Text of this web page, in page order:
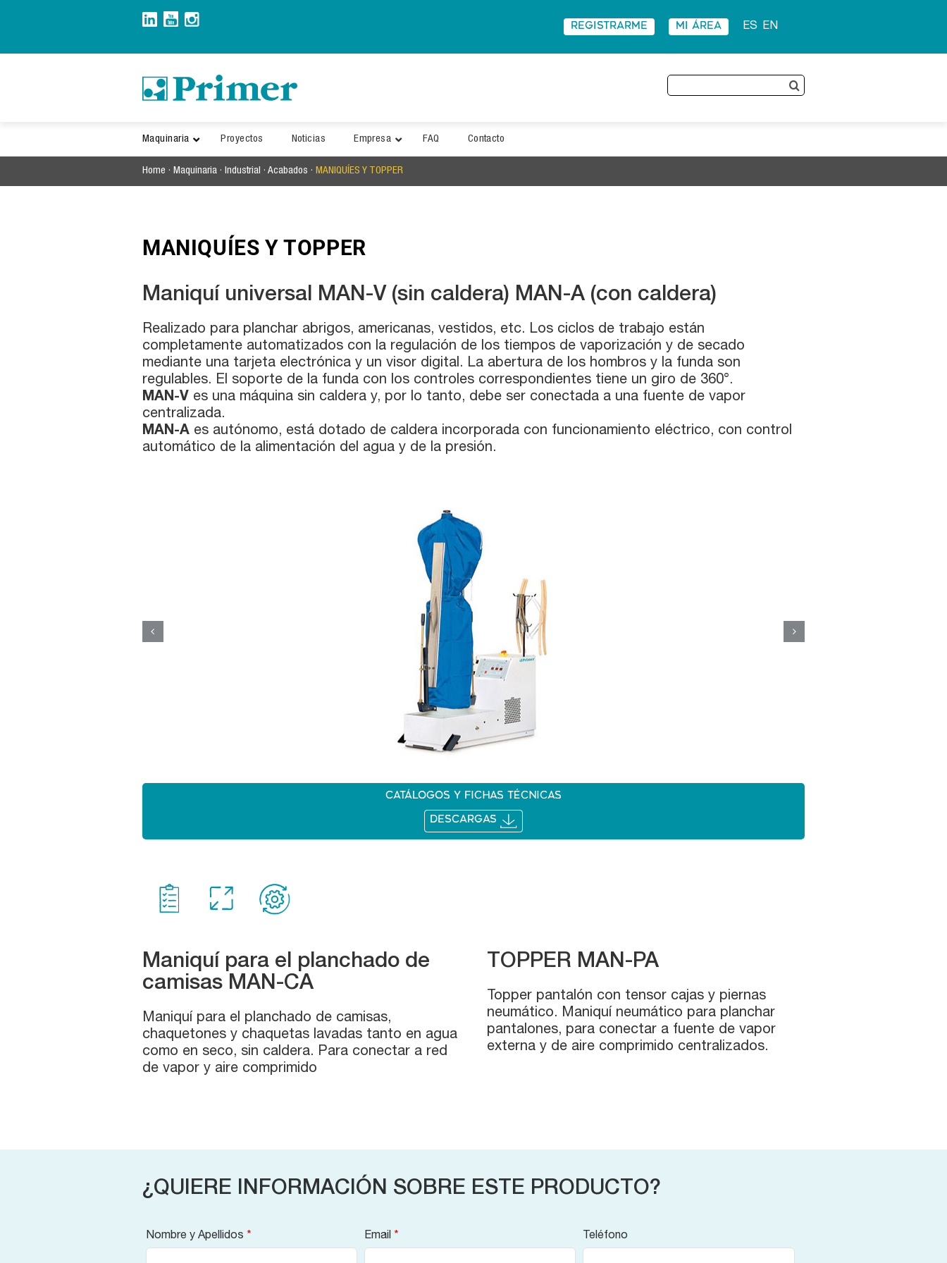
REGISTRARME MI ÁREA ES EN
Buscar:
Maquinaria Proyectos Noticias Empresa FAQ Contacto
Home · Maquinaria· Industrial · Acabados · MANIQUÍES Y TOPPER
MANIQUÍES Y TOPPER
Maniquí universal MAN-V (sin caldera) MAN-A (con caldera)
Realizado para planchar abrigos, americanas, vestidos, etc. Los ciclos de trabajo están
completamente automatizados con la regulación de los tiempos de vaporización y de secado
mediante una tarjeta electrónica y un visor digital. La abertura de los hombros y la funda son
regulables. El soporte de la funda con los controles correspondientes tiene un giro de 360°.
MAN-V es una máquina sin caldera y, por lo tanto, debe ser conectada a una fuente de vapor
centralizada.
MAN-Aes autónomo, está dotado de caldera incorporada con funcionamiento eléctrico, con control
automático de la alimentación del agua y de la presión.
Catálogos y fichas técnicas
DESCARGAS
Maniquí para el planchado de
camisas MAN-CA
Maniquí para el planchado de camisas,
chaquetones y chaquetas lavadas tanto en agua
como en seco, sin caldera. Para conectar a red
de vapor y aire comprimido
TOPPER MAN-PA
Topper pantalón con tensor cajas y piernas
neumático. Maniquí neumático para planchar
pantalones, para conectar a fuente de vapor
externa y de aire comprimido centralizados.
¿QUIERE INFORMACIÓN SOBRE ESTE PRODUCTO?
Nombre y Apellidos * Email * Teléfono